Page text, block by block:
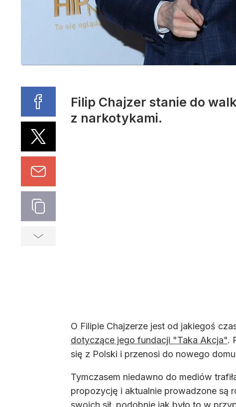
Filip Chajzer stanie do
z narkotykami.
O Filipie Chajzerze jest od jakiegoś
dotyczące jego fundacji "Taka Akcja".
się z Polski i przenosi do nowego
Tymczasem niedawno do mediów
propozycję i aktualnie prowadzone są
swoich sił, podobnie jak było to w